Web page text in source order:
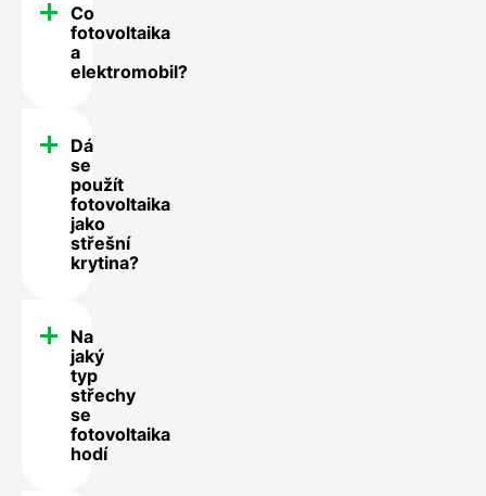
Co
fotovoltaika
a
elektromobil?
Dá
se
použít
fotovoltaika
jako
střešní
krytina?
Na
jaký
typ
střechy
se
fotovoltaika
hodí